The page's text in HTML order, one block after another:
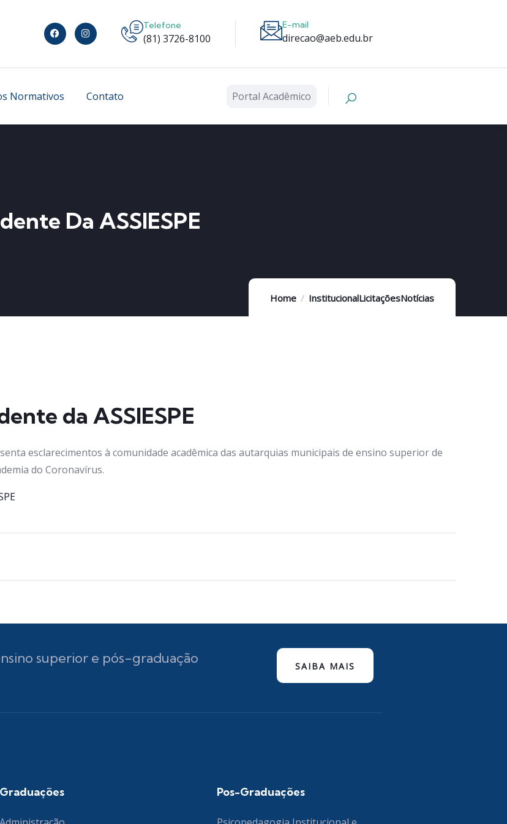
Telefone
(81) 3726-8100
E-mail
direcao@aeb.edu.br
Normativos Contato Portal Acadêmico
Da ASSIESPE
Home InstitucionalLicitaçõesNotícias
da ASSIESPE
esclarecimentos à comunidade acadêmica das autarquias municipais de ensino superior de
do Coronavírus.
superior e pós-graduação
SAIBA MAIS
Graduações Pos-Graduações